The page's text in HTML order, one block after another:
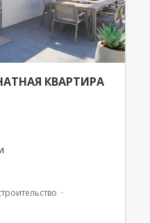
КВАРТИРА